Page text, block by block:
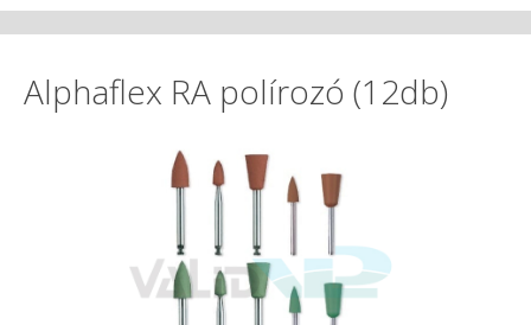
Alphaflex RA polírozó (12db)